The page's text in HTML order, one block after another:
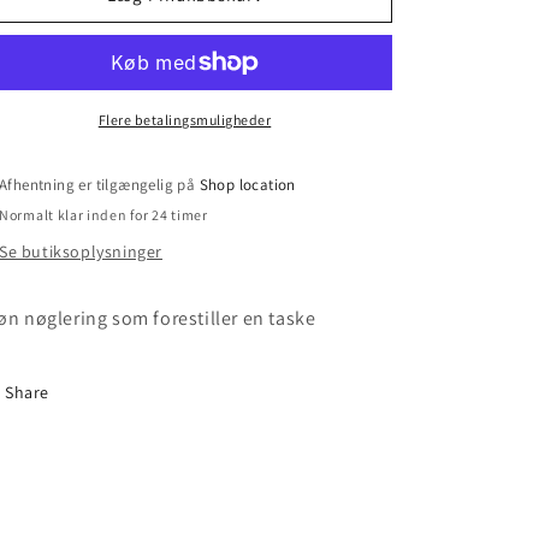
Bag
Bag
Flere betalingsmuligheder
Afhentning er tilgængelig på Shop location
Normalt klar inden for 24 timer
Se butiksoplysninger
nøglering som forestiller en taske
Share